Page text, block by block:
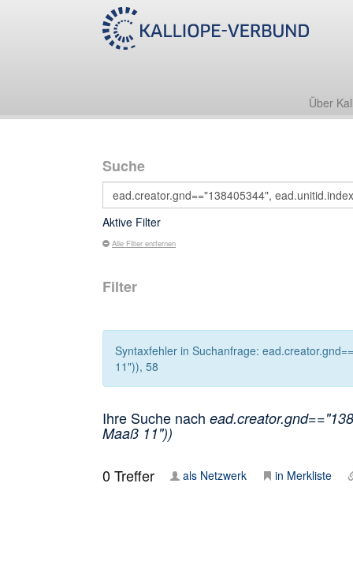
Über
Suche
Aktive Filter
Alle Filter entfernen
Filter
Syntaxfehler in Suchanfrage:
11")), 58
Ihre Suche nach
Maaß 11"))
0Treffer als Netzwerk in Merkliste